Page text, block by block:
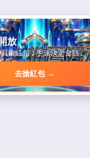
放
搶紅包，手速決定金額。
去搶紅包 →